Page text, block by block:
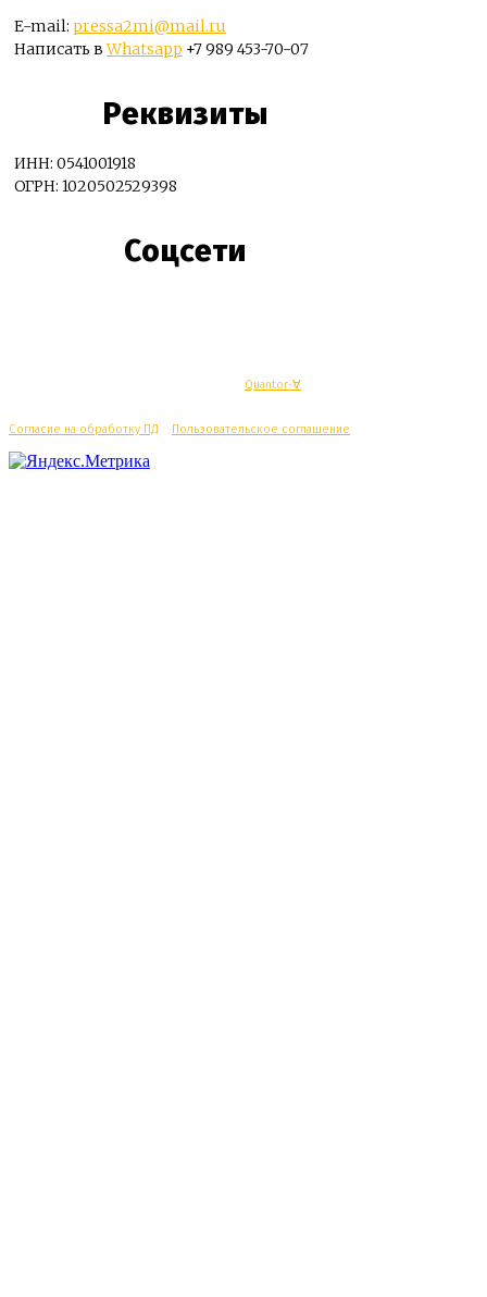
E-mail: pressa2mi@mail.ru
Написать вWhatsapp +7 989 453-70-07
Реквизиты
ИНН: 0541001918
ОГРН: 1020502529398
Соцсети
Quantor-∀
Согласие на обработку ПД Пользовательское соглашение